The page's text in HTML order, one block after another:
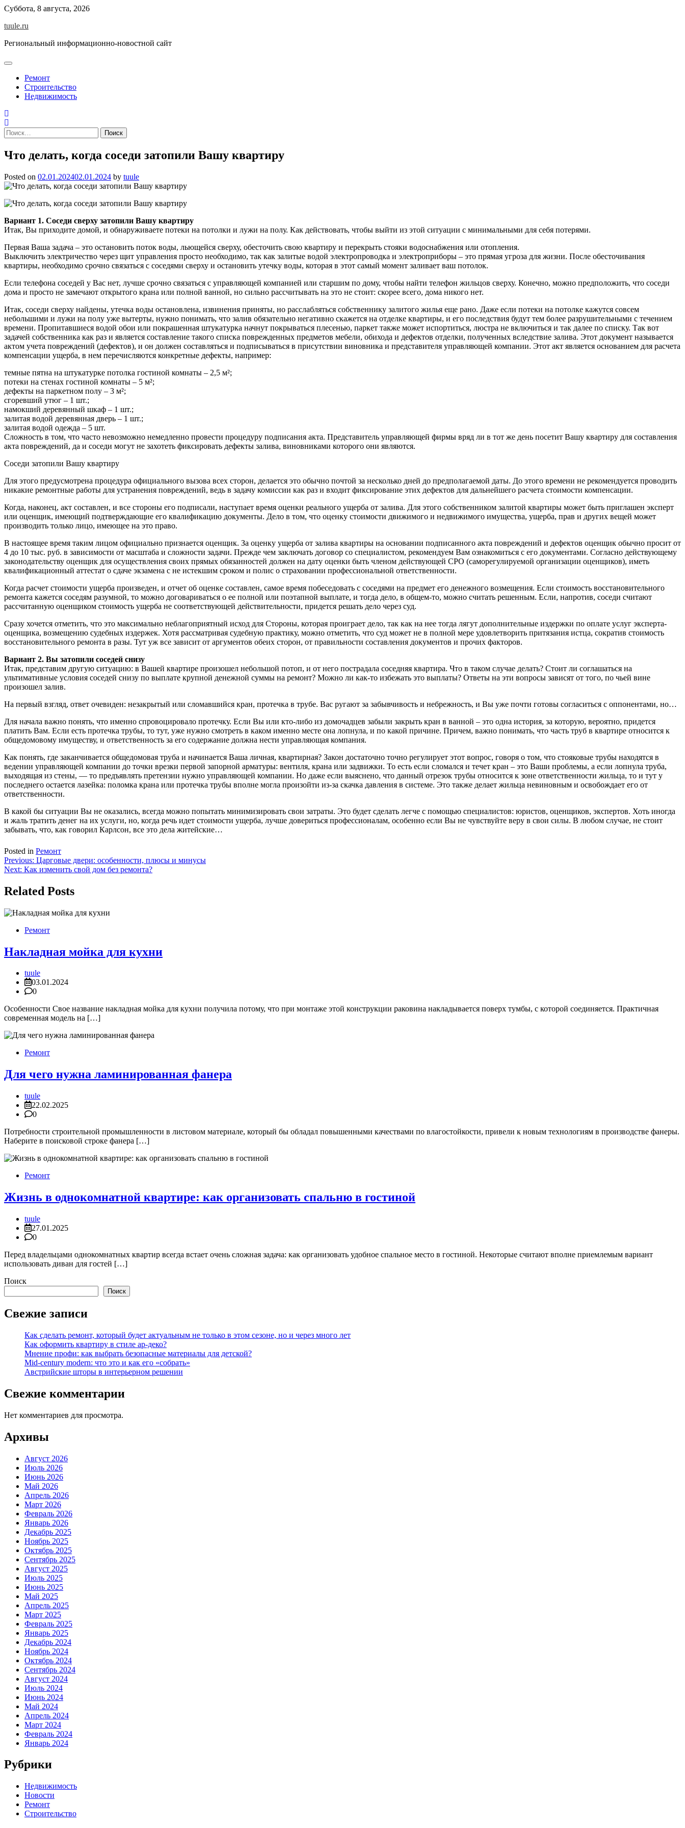
Skip
content
Суббота, 8 августа, 2026
tuule.ru
Региональный информационно-новостной сайт
Ремонт
Строительство
Недвижимость
Найти:
Что делать, когда соседи затопили Вашу квартиру
Posted on 02.01.202402.01.2024 by tuule
Вариант 1. Соседи сверху затопили Вашу квартиру
Итак, Вы приходите домой, и обнаруживаете потеки на потолки и лужи на полу. Как действовать, чтобы выйти из этой ситуации с минимальными для себя потерями.
Первая Ваша задача – это остановить поток воды, льющейся сверху, обесточить свою квартиру и перекрыть стояки водоснабжения или отопления.
Выключить электричество через щит управления просто необходимо, так как залитые водой электропроводка и электроприборы – это прямая угроза для жизни. После обесточивания
квартиры, необходимо срочно связаться с соседями сверху и остановить утечку воды, которая в этот самый момент заливает ваш потолок.
Если телефона соседей у Вас нет, лучше срочно связаться с управляющей компанией или старшим по дому, чтобы найти телефон жильцов сверху. Конечно, можно предположить, что соседи
дома и просто не замечают открытого крана или полной ванной, но сильно рассчитывать на это не стоит: скорее всего, дома никого нет.
Итак, соседи сверху найдены, утечка воды остановлена, извинения приняты, но расслабляться собственнику залитого жилья еще рано. Даже если потеки на потолке кажутся совсем
небольшими и лужи на полу уже вытерты, нужно понимать, что залив обязательно негативно скажется на отделке квартиры, и его последствия будут тем более разрушительными с течением
времени. Пропитавшиеся водой обои или покрашенная штукатурка начнут покрываться плесенью, паркет также может испортиться, люстра не включиться и так далее по списку. Так вот
задачей собственника как раз и является составление такого списка поврежденных предметов мебели, обихода и дефектов отделки, полученных вследствие залива. Этот документ называется
актом учета повреждений (дефектов), и он должен составляться и подписываться в присутствии виновника и представителя управляющей компании. Этот акт является основанием для расчета
компенсации ущерба, в нем перечисляются конкретные дефекты, например:
темные пятна на штукатурке потолка гостиной комнаты – 2,5 м²;
потеки на стенах гостиной комнаты – 5 м²;
дефекты на паркетном полу – 3 м²;
сгоревший утюг – 1 шт.;
намокший деревянный шкаф – 1 шт.;
залитая водой деревянная дверь – 1 шт.;
залитая водой одежда – 5 шт.
Сложность в том, что часто невозможно немедленно провести процедуру подписания акта. Представитель управляющей фирмы вряд ли в тот же день посетит Вашу квартиру для составления
акта повреждений, да и соседи могут не захотеть фиксировать дефекты залива, виновниками которого они являются.
Соседи затопили Вашу квартиру
Для этого предусмотрена процедура официального вызова всех сторон, делается это обычно почтой за несколько дней до предполагаемой даты. До этого времени не рекомендуется проводить
никакие ремонтные работы для устранения повреждений, ведь в задачу комиссии как раз и входит фиксирование этих дефектов для дальнейшего расчета стоимости компенсации.
Когда, наконец, акт составлен, и все стороны его подписали, наступает время оценки реального ущерба от залива. Для этого собственником залитой квартиры может быть приглашен эксперт
или оценщик, имеющий подтверждающие его квалификацию документы. Дело в том, что оценку стоимости движимого и недвижимого имущества, ущерба, прав и других вещей может
производить только лицо, имеющее на это право.
В настоящее время таким лицом официально признается оценщик. За оценку ущерба от залива квартиры на основании подписанного акта повреждений и дефектов оценщик обычно просит от
4 до 10 тыс. руб. в зависимости от масштаба и сложности задачи. Прежде чем заключать договор со специалистом, рекомендуем Вам ознакомиться с его документами. Согласно действующему
законодательству оценщик для осуществления своих прямых обязанностей должен на дату оценки быть членом действующей СРО (саморегулируемой организации оценщиков), иметь
квалификационный аттестат о сдаче экзамена с не истекшим сроком и полис о страховании профессиональной ответственности.
Когда расчет стоимости ущерба произведен, и отчет об оценке составлен, самое время побеседовать с соседями на предмет его денежного возмещения. Если стоимость восстановительного
ремонта кажется соседям разумной, то можно договариваться о ее полной или поэтапной выплате, и тогда дело, в общем-то, можно считать решенным. Если, напротив, соседи считают
рассчитанную оценщиком стоимость ущерба не соответствующей действительности, придется решать дело через суд.
Сразу хочется отметить, что это максимально неблагоприятный исход для Стороны, которая проиграет дело, так как на нее тогда лягут дополнительные издержки по оплате услуг эксперта-
оценщика, возмещению судебных издержек. Хотя рассматривая судебную практику, можно отметить, что суд может не в полной мере удовлетворить притязания истца, сократив стоимость
восстановительного ремонта в разы. Тут уж все зависит от аргументов обеих сторон, от правильности составления документов и прочих факторов.
Вариант 2. Вы затопили соседей снизу
Итак, представим другую ситуацию: в Вашей квартире произошел небольшой потоп, и от него пострадала соседняя квартира. Что в таком случае делать? Стоит ли соглашаться на
ультимативные условия соседей снизу по выплате крупной денежной суммы на ремонт? Можно ли как-то избежать это выплаты? Ответы на эти вопросы зависят от того, по чьей вине
произошел залив.
На первый взгляд, ответ очевиден: незакрытый или сломавшийся кран, протечка в трубе. Вас ругают за забывчивость и небрежность, и Вы уже почти готовы согласиться с оппонентами, но…
Для начала важно понять, что именно спровоцировало протечку. Если Вы или кто-либо из домочадцев забыли закрыть кран в ванной – это одна история, за которую, вероятно, придется
платить Вам. Если есть протечка трубы, то тут, уже нужно смотреть в каком именно месте она лопнула, и по какой причине. Причем, важно понимать, что часть труб в квартире относится к
общедомовому имуществу, и ответственность за его содержание должна нести управляющая компания.
Как понять, где заканчивается общедомовая труба и начинается Ваша личная, квартирная? Закон достаточно точно регулирует этот вопрос, говоря о том, что стояковые трубы находятся в
ведении управляющей компании до точки врезки первой запорной арматуры: вентиля, крана или задвижки. То есть если сломался и течет кран – это Ваши проблемы, а если лопнула труба,
выходящая из стены, — то предъявлять претензии нужно управляющей компании. Но даже если выяснено, что данный отрезок трубы относится к зоне ответственности жильца, то и тут у
последнего остается лазейка: поломка крана или протечка трубы вполне могла произойти из-за скачка давления в системе. Это также делает жильца невиновным и освобождает его от
ответственности.
В какой бы ситуации Вы не оказались, всегда можно попытать минимизировать свои затраты. Это будет сделать легче с помощью специалистов: юристов, оценщиков, экспертов. Хоть иногда
и жаль тратить денег на их услуги, но, когда речь идет стоимости ущерба, лучше довериться профессионалам, особенно если Вы не чувствуйте веру в свои силы. В любом случае, не стоит
забывать, что, как говорил Карлсон, все это дела житейские…
Posted in Ремонт
Навигация
по
записям
Previous: Царговые двери: особенности, плюсы и минусы
Next: Как изменить свой дом без ремонта?
Related Posts
Ремонт
Накладная мойка для кухни
tuule
03.01.2024
0
Особенности Свое название накладная мойка для кухни получила потому, что при монтаже этой конструкции раковина накладывается поверх тумбы, с которой соединяется. Практичная
современная модель на […]
Ремонт
Для чего нужна ламинированная фанера
tuule
22.02.2025
0
Потребности строительной промышленности в листовом материале, который бы обладал повышенными качествами по влагостойкости, привели к новым технологиям в производстве фанеры.
Наберите в поисковой строке фанера […]
Ремонт
Жизнь в однокомнатной квартире: как организовать спальню в гостиной
tuule
27.01.2025
0
Перед владельцами однокомнатных квартир всегда встает очень сложная задача: как организовать удобное спальное место в гостиной. Некоторые считают вполне приемлемым вариант
использовать диван для гостей […]
Поиск
Поиск
Свежие записи
Как сделать ремонт, который будет актуальным не только в этом сезоне, но и через много лет
Как оформить квартиру в стиле ар-деко?
Мнение профи: как выбрать безопасные материалы для детской?
Mid-century modern: что это и как его «собрать»
Австрийские шторы в интерьерном решении
Свежие комментарии
Нет комментариев для просмотра.
Архивы
Август 2026
Июль 2026
Июнь 2026
Май 2026
Апрель 2026
Март 2026
Февраль 2026
Январь 2026
Декабрь 2025
Ноябрь 2025
Октябрь 2025
Сентябрь 2025
Август 2025
Июль 2025
Июнь 2025
Май 2025
Апрель 2025
Март 2025
Февраль 2025
Январь 2025
Декабрь 2024
Ноябрь 2024
Октябрь 2024
Сентябрь 2024
Август 2024
Июль 2024
Июнь 2024
Май 2024
Апрель 2024
Март 2024
Февраль 2024
Январь 2024
Рубрики
Недвижимость
Новости
Ремонт
Строительство